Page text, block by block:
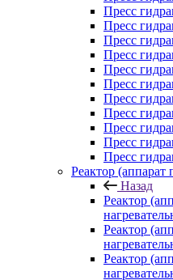
Пресс
Пресс
Пресс
Пресс
Пресс
Пресс
Пресс
Пресс
Пресс
Пресс
Пресс
Реактор (аппарат
Назад
Реактор
Реактор
Реактор